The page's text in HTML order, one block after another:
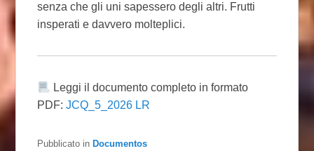
senza che gli uni sapessero degli altri. Frutti
insperati e davvero molteplici.
Leggi il documento completo in formato
PDF:JCQ_5_2026 LR
Pubblicato in Documentos